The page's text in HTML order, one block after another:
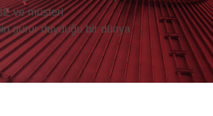
ve müşteri
gurur duyduğu bir dünya